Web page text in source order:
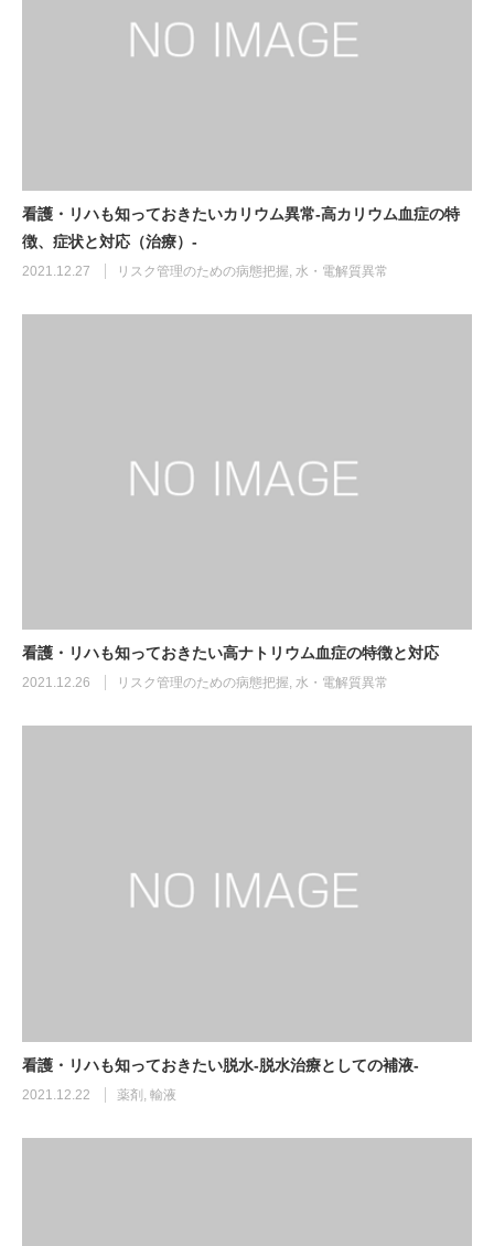
看護・リハも知っておきたいカリウム異常-高カリウム血症の特
徴、症状と対応（治療）-
2021.12.27 リスク管理のための病態把握, 水・電解質異常
看護・リハも知っておきたい高ナトリウム血症の特徴と対応
2021.12.26 リスク管理のための病態把握, 水・電解質異常
看護・リハも知っておきたい脱水-脱水治療としての補液-
2021.12.22 薬剤 輸液